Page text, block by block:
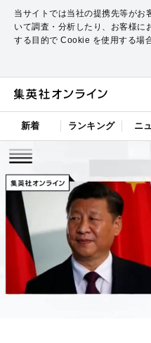
当サイトでは当社の提携先等がお
いて調査・分析したり、お客様に
する目的で Cookie を使用する場
新着 ランキング ニ